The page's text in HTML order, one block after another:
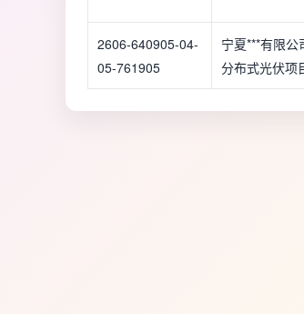
2606-640905-04-
05-761905
宁夏***有限公
分布式光伏项